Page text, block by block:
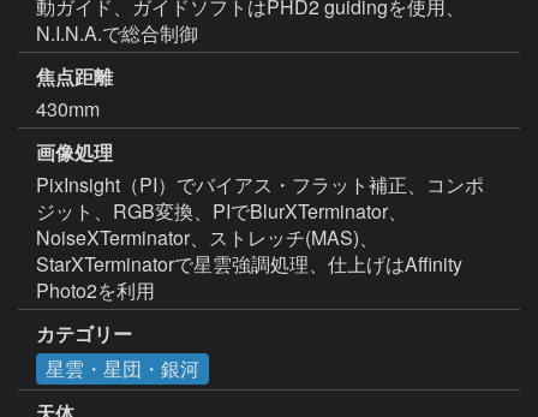
動ガイド、ガイドソフトはPHD2 guidingを使用、
N.I.N.A.で総合制御
焦点距離
430mm
画像処理
PixInsight（PI）でバイアス・フラット補正、コンポ
ジット、RGB変換、PIでBlurXTerminator、
NoiseXTerminator、ストレッチ(MAS)、
StarXTerminatorで星雲強調処理、仕上げはAffinity
Photo2を利用
カテゴリー
星雲・星団・銀河